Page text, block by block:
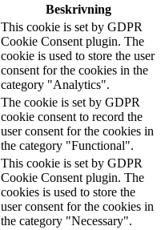
Beskrivning
This cookie is set by GDPR
Cookie Consent plugin. The
cookie is used to store the user
consent for the cookies in the
category "Analytics".
The cookie is set by GDPR
cookie consent to record the
user consent for the cookies in
the category "Functional".
This cookie is set by GDPR
Cookie Consent plugin. The
cookies is used to store the
user consent for the cookies in
the category "Necessary".